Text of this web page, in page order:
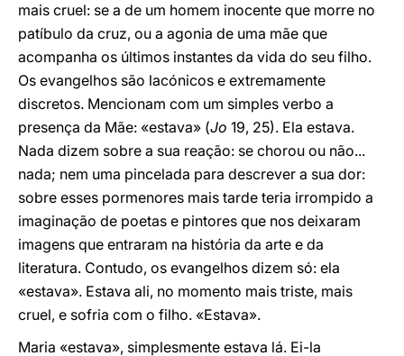
mais cruel: se a de um homem inocente que morre no
patíbulo da cruz, ou a agonia de uma mãe que
acompanha os últimos instantes da vida do seu filho.
Os evangelhos são lacónicos e extremamente
discretos. Mencionam com um simples verbo a
presença da Mãe: «estava» (Jo 19, 25). Ela estava.
Nada dizem sobre a sua reação: se chorou ou não...
nada; nem uma pincelada para descrever a sua dor:
sobre esses pormenores mais tarde teria irrompido a
imaginação de poetas e pintores que nos deixaram
imagens que entraram na história da arte e da
literatura. Contudo, os evangelhos dizem só: ela
«estava». Estava ali, no momento mais triste, mais
cruel, e sofria com o filho. «Estava».
Maria «estava», simplesmente estava lá. Ei-la